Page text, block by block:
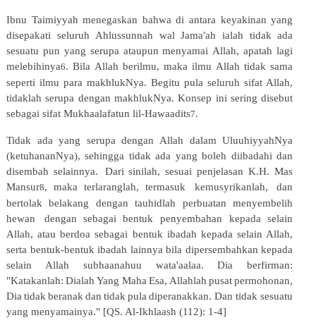
Ibnu Taimiyyah menegaskan bahwa di antara keyakinan yang
disepakati
seluruh Ahlussunnah wal Jama'ah ialah tidak ada
sesuatu pun yang serupa ataupun menyamai Allah, apatah lagi
melebihinya6. Bila Allah berilmu, maka ilmu Allah tidak sama
seperti ilmu para makhlukNya. Begitu pula seluruh sifat Allah,
tidaklah serupa dengan makhlukNya. Konsep ini sering disebut
sebagai sifat Mukhaalafatun lil-Hawaadits7.
Tidak ada yang serupa dengan Allah dalam UluuhiyyahNya
(ketuhananNya), sehingga tidak ada yang boleh diibadahi dan
disembah selainnya.
Dari sinilah, sesuai penjelasan K.H. Mas
Mansur8, maka terlaranglah, termasuk kemusyrikanlah,
dan
bertolak
belakang dengan tauhidlah perbuatan
menyembelih
hewan
dengan sebagai bentuk penyembahan kepada selain
Allah, atau berdoa sebagai bentuk ibadah kepada selain Allah,
serta bentuk-bentuk ibadah lainnya bila dipersembahkan kepada
selain Allah subhaanahuu wata'aalaa. Dia berfirman:
"Katakanlah: Dialah Yang Maha Esa, Allahlah pusat permohonan,
Dia tidak beranak dan tidak pula diperanakkan. Dan tidak sesuatu
yang menyamainya." [QS. Al-Ikhlaash (112): 1-4]